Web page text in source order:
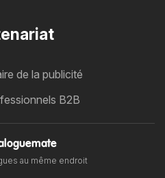
de la publicité
B2B
au même endroit